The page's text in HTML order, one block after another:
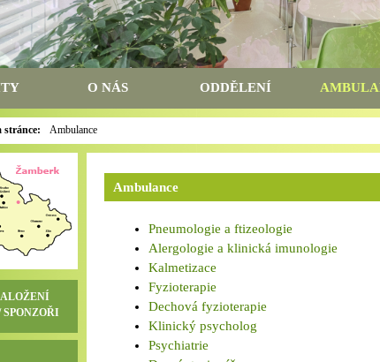
O NÁS ODDĚLENÍ
stránce: Ambulance
Ambulance
Pneumologie a ftizeologie
Alergologie a klinická imunologie
Kalmetizace
Fyzioterapie
Dechová fyzioterapie
Klinický psycholog
Psychiatrie